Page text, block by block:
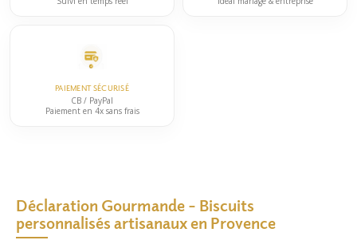
PAIEMENT SÉCURISÉ
CB / PayPal
Paiement en 4x sans frais
Déclaration Gourmande – Biscuits
personnalisés artisanaux en Provence